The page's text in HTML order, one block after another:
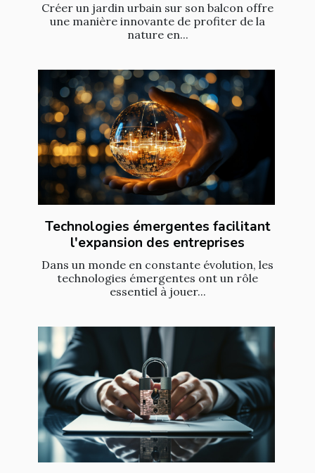
Créer un jardin urbain sur son balcon offre
une manière innovante de profiter de la
nature en...
Technologies émergentes facilitant
l'expansion des entreprises
Dans un monde en constante évolution, les
technologies émergentes ont un rôle
essentiel à jouer...